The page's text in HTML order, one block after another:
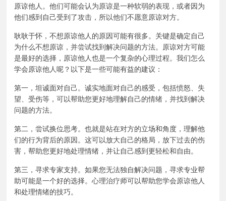
原谅他人。他们可能会认为原谅是一种软弱的表现，或者因为
他们感到自己受到了攻击，所以他们不愿意原谅对方。
耿耿于怀，不想原谅他人的原因可能有很多。关键是确定自己
为什么不想原谅，并尝试找到解决问题的方法。原谅对方可能
是最好的选择，原谅他人也是一个复杂的心理过程。我们怎么
学会原谅他人呢？以下是一些可能有益的建议：
第一，坦诚面对自己。诚实地面对自己的感受，包括愤怒、失
望、受伤等，可以帮助您更好地理解自己的情绪，并找到解决
问题的方法。
第二，尝试换位思考。也就是站在对方的立场和角度，理解他
们的行为背后的原因。这可以放大自己的格局，放下过去的伤
害，帮助您更好地处理情绪，并让自己感到更轻松和自由。
第三，寻求专家支持。如果您无法独自解决问题，寻求专业帮
助可能是一个好的选择。心理治疗师可以帮助您学会原谅他人
和处理情绪的技巧。